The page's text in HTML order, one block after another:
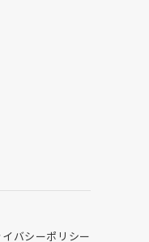
イバシーポリシー